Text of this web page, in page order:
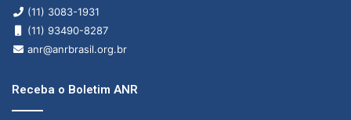
(11) 3083-1931
(11) 93490-8287
anr@anrbrasil.org.br
Receba o Boletim ANR